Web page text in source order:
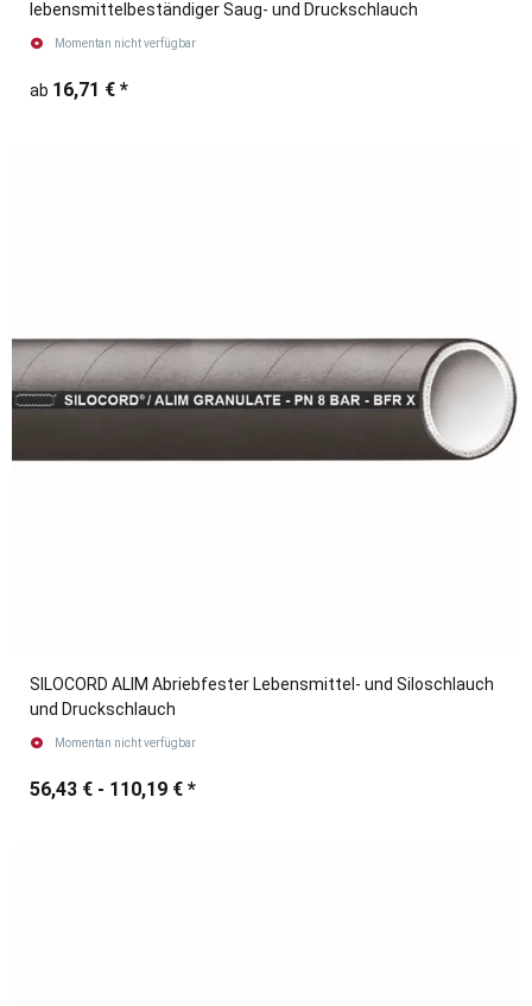
lebensmittelbeständiger Saug- und Druckschlauch
Momentan nicht verfügbar
ab 16,71 € *
SILOCORD ALIM Abriebfester Lebensmittel- und Siloschlauch
und Druckschlauch
Momentan nicht verfügbar
56,43 € - 110,19 € *